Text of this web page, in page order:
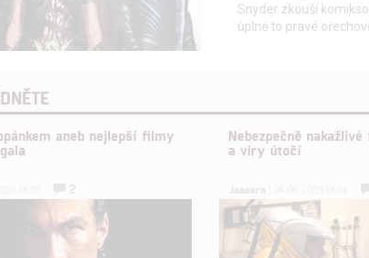
Snyder zkouší
úplně to pravé
aneb nejlepší filmy
Nebezpečně
a viry útočí